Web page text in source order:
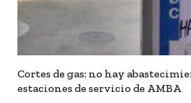
Cortes de gas: no hay
estaciones de servicio de AMBA